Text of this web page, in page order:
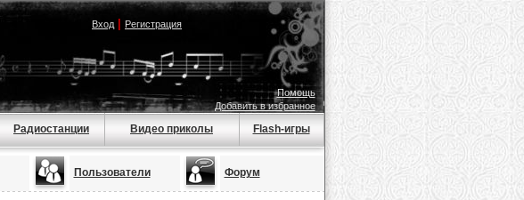
Вход| Регистрация
Помощь
Добавить в избранное
Радиостанции Видео приколы Flash-игры
Пользователи Форум